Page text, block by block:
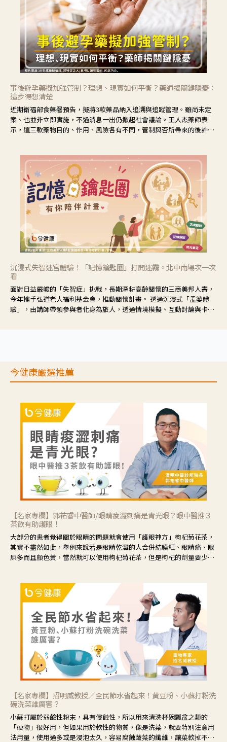
事後避孕藥擬加強管制？理想、現實如何平衡？藥師揭關鍵隱憂：
這步得想清楚
近期衛福部食藥署預告，擬將3款藥品納入追溯與追蹤管理。雖尚未定
案、也並非立即實施，不過消息一出仍掀起社會議論。王人杰藥師表
示，這三款藥物目的、作用、風險各有不同，管制與否所帶來的後許影
沉浸式失智迷宮體驗！「記憶鑰匙圈」打開迷霧。北中南場次一次
看
面對日益嚴峻的「失智症」挑戰，長期深耕高齡關懷的三商美邦人壽，
今年攜手弘道老人福利基金會，推動關懷計畫。 透過沉浸式「孟婆體
驗」，由講師帶領參與者化身為旅人，透過情境模擬、互動討論與卡牌
今健康嚴選推薦
【名家專欄】郭祐睿中醫師/眼睛痠澀刺痛是青光眼？眼中醫推３
茶飲有助護眼！
大部分的患者覺得關於眼睛的問題就會使用「護眼神方」枸杞菊花茶，
其實不盡然如此，舉例來說若是眼睛乾澀的人合併結膜紅、眼睛痛、眼
屎多而且顏色黃，當然就可以使用枸杞菊花茶，但是枸杞的劑量要少，
候就要使用菊花、金銀花來治療；假如單純的眼睛乾澀，結膜沒有紅，
眼睛周圍沒有眼屎，這種情況是屬於「陰虛」，就可以使用枸杞、蓮
藕、麥門冬、山藥等比較滋潤的藥材，效果就更顯著。
【名家專欄】招明威教授／全民節水省起來！黃豆粉、小蘇打粉洗
碗洗菜誰厲害？
小蘇打屬於弱鹼性粉末，具有侵蝕性，所以用來清洗杯碗瓢盆之類的
「硬物」很好用，但如果用於軟性的物質，像是洗菜，就要特別注意用
法用量，使用過多或是浸泡太久，容易腐蝕蔬菜的纖維，讓菜軟掉不清